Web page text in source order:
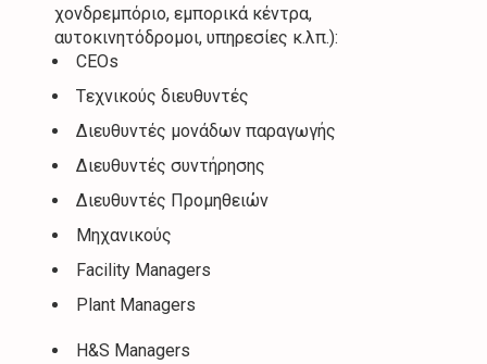
χονδρεμπόριο, εμπορικά κέντρα,
αυτοκινητόδρομοι, υπηρεσίες κ.λπ.):
CEOs
Tεχνικούς διευθυντές
Διευθυντές μονάδων παραγωγής
Διευθυντές συντήρησης
Διευθυντές Προμηθειών
Μηχανικούς
Facility Managers
Plant Managers
H&S Managers